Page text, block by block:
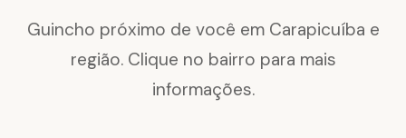
Guincho próximo de você em Carapicuíba e
região. Clique no bairro para mais
informações.